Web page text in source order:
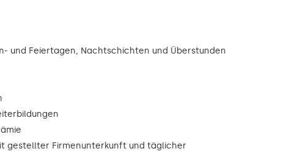
und Feiertagen, Nachtschichten und Überstunden
gestellter Firmenunterkunft und täglicher